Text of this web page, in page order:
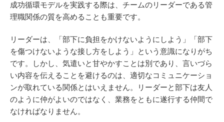
成功循環モデルを実践する際は、チームのリーダーである管
理職関係の質を高めることも重要です。
リーダーは、「部下に負担をかけないようにしよう」「部下
を傷つけないような接し方をしよう」という意識になりがち
です。しかし、気遣いと甘やかすことは別であり、言いづら
い内容を伝えることを避けるのは、適切なコミュニケーショ
ンが取れている関係とはいえません。リーダーと部下は友人
のように仲がよいのではなく、業務をともに遂行する仲間で
なければなりません。